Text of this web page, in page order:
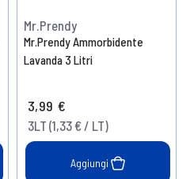
Mr.Prendy
Mr.Prendy Ammorbidente
Lavanda 3 Litri
3,99 €
3LT (1,33 € / LT)
Aggiungi